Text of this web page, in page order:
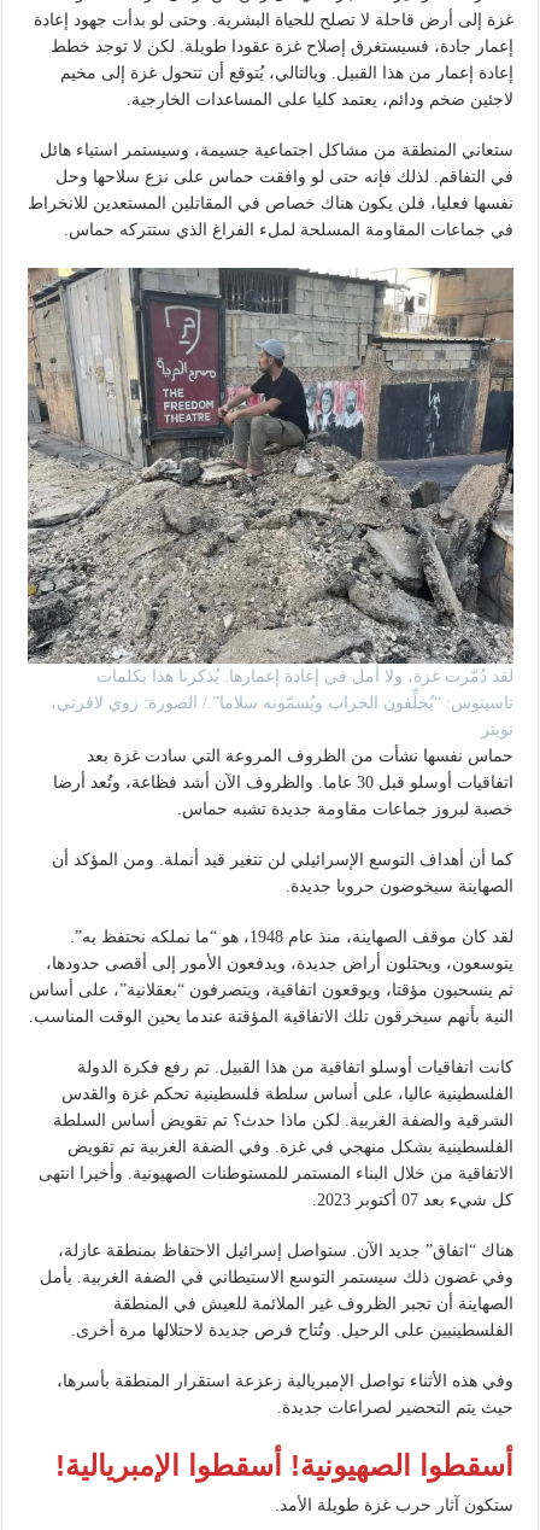
غزة إلى أرض قاحلة لا تصلح للحياة البشرية. وحتى لو بدأت جهود إعادة
إعمار جادة، فسيستغرق إصلاح غزة عقودا طويلة. لكن لا توجد خطط
إعادة إعمار من هذا القبيل. وبالتالي، يُتوقع أن تتحول غزة إلى مخيم
لاجئين ضخم ودائم، يعتمد كليا على المساعدات الخارجية.
ستعاني المنطقة من مشاكل اجتماعية جسيمة، وسيستمر استياء هائل
في التفاقم. لذلك فإنه حتى لو وافقت حماس على نزع سلاحها وحل
نفسها فعليا، فلن يكون هناك خصاص في المقاتلين المستعدين للانخراط
في جماعات المقاومة المسلحة لملء الفراغ الذي ستتركه حماس.
لقد دُمّرت غزة، ولا أمل في إعادة إعمارها. يُذكرنا هذا بكلمات
تاسيتوس: “يُخلِّفون الخراب ويُسمّونه سلاما”./ الصورة: زوي لافرتي،
تويتر
حماس نفسها نشأت من الظروف المروعة التي سادت غزة بعد
اتفاقيات أوسلو قبل 30 عاما. والظروف الآن أشد فظاعة، وتُعد أرضا
خصبة لبروز جماعات مقاومة جديدة تشبه حماس.
كما أن أهداف التوسع الإسرائيلي لن تتغير قيد أنملة. ومن المؤكد أن
الصهاينة سيخوضون حروبا جديدة.
لقد كان موقف الصهاينة، منذ عام 1948، هو “ما نملكه نحتفظ به”.
يتوسعون، ويحتلون أراض جديدة، ويدفعون الأمور إلى أقصى حدودها،
ثم ينسحبون مؤقتا، ويوقعون اتفاقية، ويتصرفون “بعقلانية”، على أساس
النية بأنهم سيخرقون تلك الاتفاقية المؤقتة عندما يحين الوقت المناسب.
كانت اتفاقيات أوسلو اتفاقية من هذا القبيل. تم رفع فكرة الدولة
الفلسطينية عاليا، على أساس سلطة فلسطينية تحكم غزة والقدس
الشرقية والضفة الغربية. لكن ماذا حدث؟ تم تقويض أساس السلطة
الفلسطينية بشكل منهجي في غزة. وفي الضفة الغربية تم تقويض
الاتفاقية من خلال البناء المستمر للمستوطنات الصهيونية. وأخيرا انتهى
كل شيء بعد 07 أكتوبر 2023.
هناك “اتفاق” جديد الآن. ستواصل إسرائيل الاحتفاظ بمنطقة عازلة،
وفي غضون ذلك سيستمر التوسع الاستيطاني في الضفة الغربية. يأمل
الصهاينة أن تجبر الظروف غير الملائمة للعيش في المنطقة
الفلسطينيين على الرحيل. وتُتاح فرص جديدة لاحتلالها مرة أخرى.
وفي هذه الأثناء تواصل الإمبريالية زعزعة استقرار المنطقة بأسرها،
حيث يتم التحضير لصراعات جديدة.
أسقطوا الصهيونية! أسقطوا الإمبريالية!
ستكون آثار حرب غزة طويلة الأمد.